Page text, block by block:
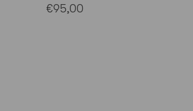
€95,00